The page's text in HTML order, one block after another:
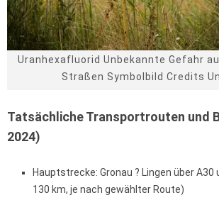
Uranhexafluorid Unbekannte Gefahr
Straßen Symbolbild Credits
Tatsächliche Transportrouten und
2024)
Hauptstrecke: Gronau ? Lingen über A30
130 km, je nach gewählter Route)